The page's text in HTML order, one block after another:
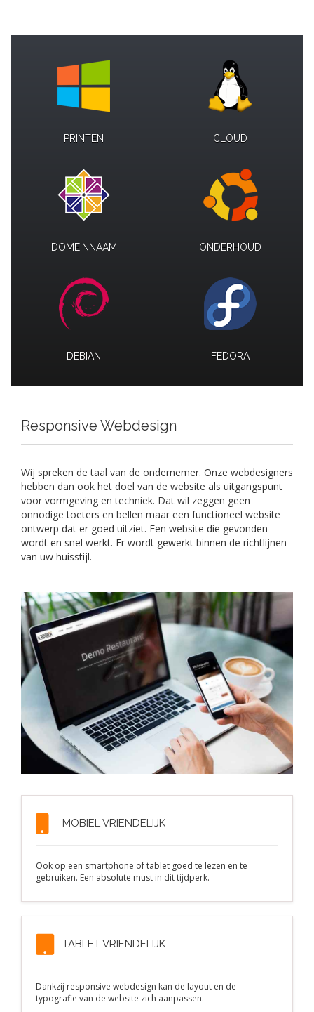
PRINTEN CLOUD
DOMEINNAAM ONDERHOUD
DEBIAN FEDORA
Responsive Webdesign
Wij spreken de taal van de ondernemer. Onze webdesigners
hebben dan ook het doel van de website als uitgangspunt
voor vormgeving en techniek. Dat wil zeggen geen
onnodige toeters en bellen maar een functioneel website
ontwerp dat er goed uitziet. Een website die gevonden
wordt en snel werkt. Er wordt gewerkt binnen de richtlijnen
van uw huisstijl.
MOBIEL VRIENDELIJK
Ook op een smartphone of tablet goed te lezen en te
gebruiken. Een absolute must in dit tijdperk.
TABLET VRIENDELIJK
Dankzij responsive webdesign kan de layout en de
typografie van de website zich aanpassen.